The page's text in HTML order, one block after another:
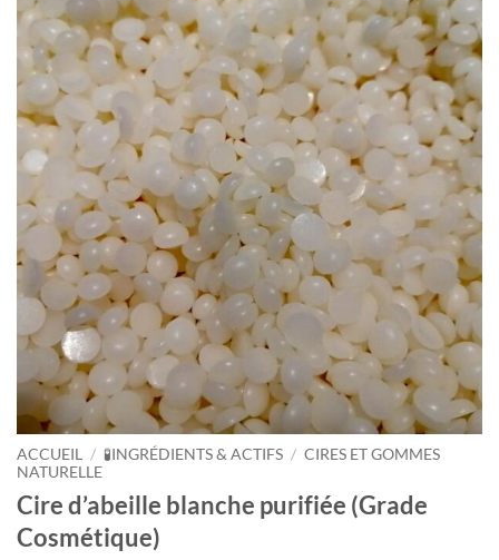
ACCUEIL / 🧪INGRÉDIENTS & ACTIFS / CIRES ET GOMMES
NATURELLE
Cire d’abeille blanche purifiée (Grade
Cosmétique)